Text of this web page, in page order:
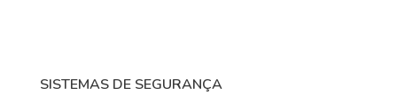
SISTEMAS DE SEGURANÇA